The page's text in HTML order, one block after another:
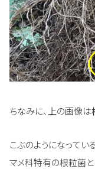
ちなみに、上の画像は
こぶのようになってい
マメ科特有の根粒菌と